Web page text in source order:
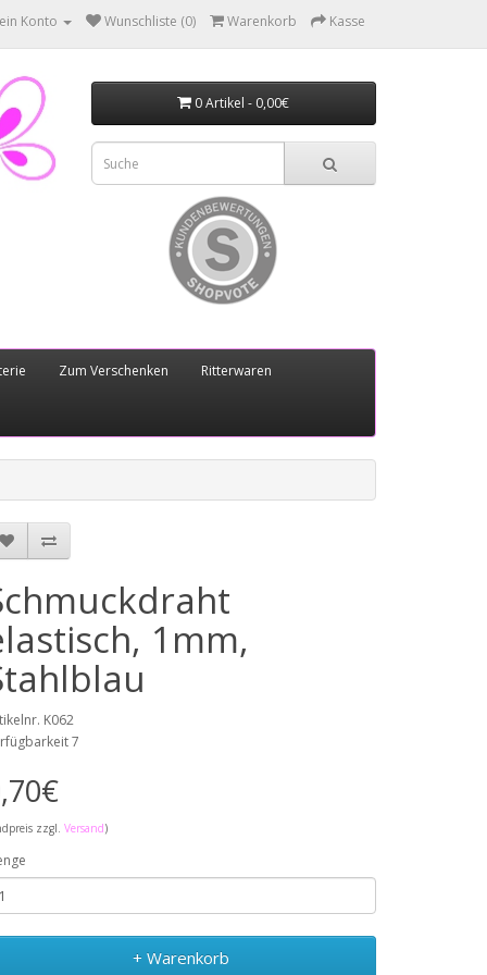
Konto Wunschliste (0) Warenkorb Kasse
0 Artikel - 0,00€
Zum Verschenken Ritterwaren
1mm,
K062
7
zzgl. Versand)
+ Warenkorb